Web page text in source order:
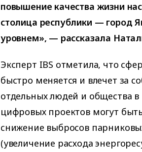
повышение качества жизни
столица республики — город
уровнем», — рассказала
Эксперт IBS отметила, что
быстро меняется и влечет за
отдельных людей и общества
цифровых проектов могут
снижение выбросов
(увеличение расхода